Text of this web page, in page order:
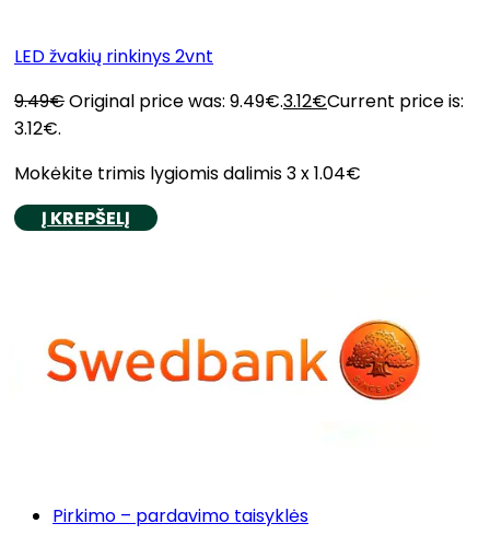
LED žvakių rinkinys 2vnt
9.49€Original price was: 9.49€.3.12€Current price is:
3.12€.
Mokėkite trimis lygiomis dalimis 3 x 1.04€
Į KREPŠELĮ
Pirkimo – pardavimo taisyklės